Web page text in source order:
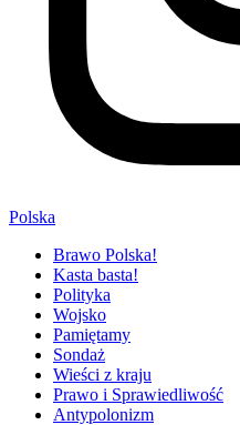
Polska
Brawo Polska!
Kasta basta!
Polityka
Wojsko
Pamiętamy
Sondaż
Wieści z kraju
Prawo i Sprawiedliwość
Antypolonizm